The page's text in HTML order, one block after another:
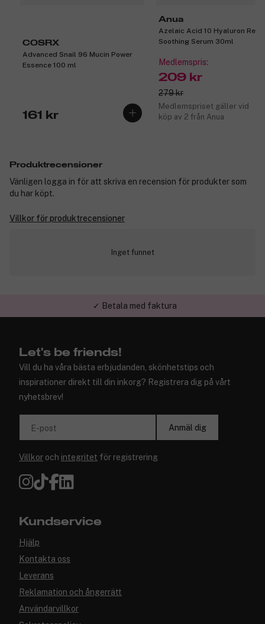
COSRX
Advanced Snail 96 Mucin Power
Essence 100 ml
161 kr
Anua
Azelaic Acid 10 Hyaluron
Soothing Serum 30ml
Medlemspris:
209 kr
279 kr
Medlemspriset gäller vid
köp av 2 från Anua
Produktrecensioner
Vänligen logga in för att skriva en recension för produkter som
du har köpt.
Villkor för produktrecensioner
Inget funnet
✓ Betala med faktura
Let's be friends!
Vill du ha våra bästa erbjudanden, skönhetstips och
inspirationer direkt till din inkorg? Registrera dig på vårt
nyhetsbrev!
E-post Anmäl dig
Villkor och integritet för registrering
Kundservice
Hjälp
Kontakta oss
Leverans
Reklamation och ångerrätt
Användarvillkor